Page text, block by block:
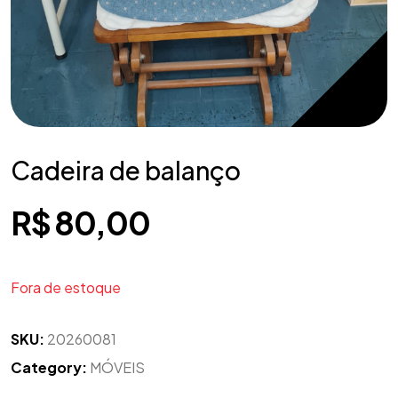
Cadeira de balanço
R$80,00
Fora de estoque
SKU: 20260081
Category: MÓVEIS